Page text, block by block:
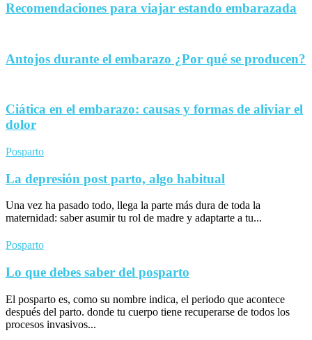
Recomendaciones para viajar estando embarazada
Antojos durante el embarazo ¿Por qué se producen?
Ciática en el embarazo: causas y formas de aliviar el
dolor
Posparto
La depresión post parto, algo habitual
Una vez ha pasado todo, llega la parte más dura de toda la
maternidad: saber asumir tu rol de madre y adaptarte a tu...
Posparto
Lo que debes saber del posparto
El posparto es, como su nombre indica, el periodo que acontece
después del parto. donde tu cuerpo tiene recuperarse de todos los
procesos invasivos...